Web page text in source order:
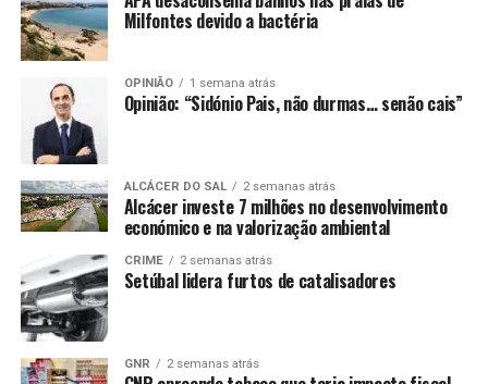
Milfontes devido a bactéria
OPINIÃO 1 semana atrás
Opinião: “Sidónio Pais, não durmas… senão cais”
ALCÁCER DO SAL 2 semanas atrás
Alcácer investe 7 milhões no desenvolvimento
económico e na valorização ambiental
CRIME 2 semanas atrás
Setúbal lidera furtos de catalisadores
GNR 2 semanas atrás